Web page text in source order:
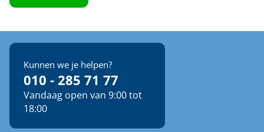
Kunnen we je helpen?
010 - 285 71 77
Vandaag open van 9:00 tot
18:00